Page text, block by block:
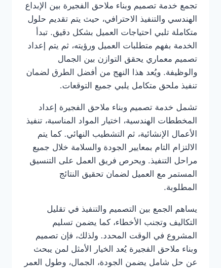
تجمع خدمة تصميم وبناء ملاحق الفجيرة بين الإبداع
الهندسي والتنفيذ الاحترافي، حيث يتم تقديم حلول
متكاملة تلبي احتياجات العميل بشكل دقيق. تبدأ
الخدمة بفهم متطلبات العميل ورؤيته، ثم يتم إعداد
تصميم معماري يحقق التوازن بين الجمال
والوظيفة. ويُعد هذا النهج من أفضل الطرق لضمان
تنفيذ ملحق متكامل يلبي جميع التوقعات.
تشمل خدمة تصميم وبناء ملاحق الفجيرة إعداد
المخططات الهندسية، اختيار المواد المناسبة، تنفيذ
الأعمال الإنشائية، ثم التشطيب النهائي. كما يتم
الالتزام التام بمعايير الجودة والسلامة خلال جميع
مراحل التنفيذ. ويحرص فريق العمل على التنسيق
المستمر مع العميل لضمان تحقيق النتائج
المطلوبة.
يساهم الجمع بين التصميم والتنفيذ في تقليل
التكاليف وتجنب الأخطاء، كما يضمن تسليم
المشروع في الوقت المحدد. ولذلك، فإن تصميم
وبناء ملاحق الفجيرة يُعد الخيار الأمثل لمن يبحث
عن حل شامل يضمن الجودة، الجمال، وطول العمر